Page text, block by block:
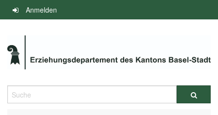
Navigation
überspringen
Anmelden
Suche